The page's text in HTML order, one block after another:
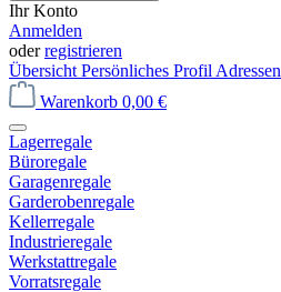
Ihr Konto
Anmelden
oderregistrieren
Übersicht Persönliches Profil Adressen
Warenkorb 0,00 €
Lagerregale
Büroregale
Garagenregale
Garderobenregale
Kellerregale
Industrieregale
Werkstattregale
Vorratsregale